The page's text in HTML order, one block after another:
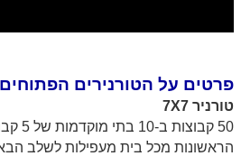
פרטים על הטורנירים
טורניר 7X7
50
הראשונות מכל בית מעפילות לשלב